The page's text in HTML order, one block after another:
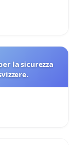
la sicurezza